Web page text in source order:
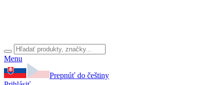
Menu
Prepnúť do češtiny